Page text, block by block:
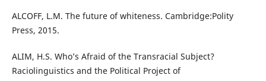
ALCOFF, L.M. The future of whiteness. Cambridge:Polity
Press, 2015.
ALIM, H.S. Who’s Afraid of the Transracial Subject?
Raciolinguistics and the Political Project of